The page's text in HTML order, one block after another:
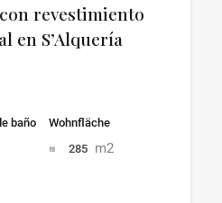
revestimiento
en S’Alquería
baño
Wohnfläche
285 m2